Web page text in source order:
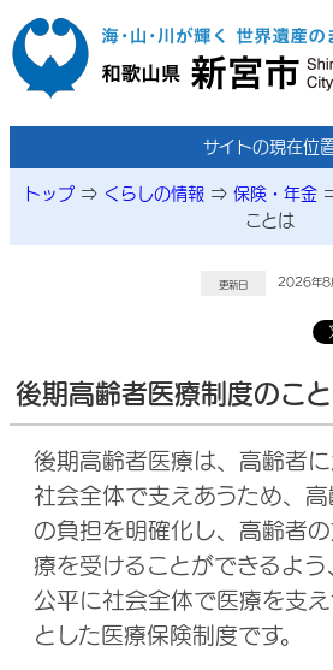
本文へ移動
サイトの現在位
トップ ⇒ くらしの情報 ⇒ 保険・年金
ことは
更新日 2026年8
後期高齢者医療制度のこ
後期高齢者医療は、高齢者
社会全体で支えあうため、
の負担を明確化し、高齢者
療を受けることができるよう
公平に社会全体で医療を支
とした医療保険制度です。